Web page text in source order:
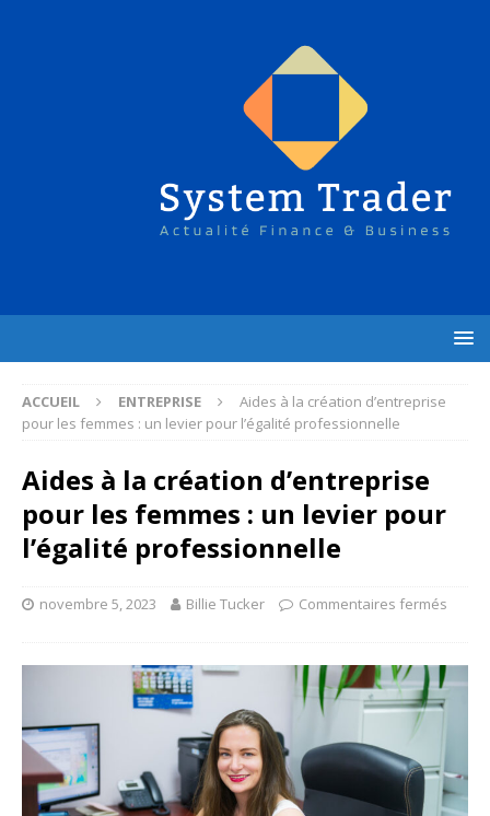
ACCUEIL ENTREPRISE
Aides à la création d’entreprise
pour les femmes : un levier pour l’égalité professionnelle
Aides à la création d’entreprise
pour les femmes : un levier pour
l’égalité professionnelle
novembre 5, 2023 Billie Tucker Commentaires fermés